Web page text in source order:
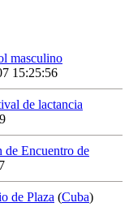
masculino
15:25:56
de lactancia
de Encuentro de
de Plaza (Cuba)